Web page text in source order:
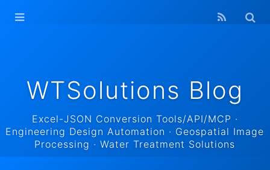
WTSolutions Blog
Excel-JSON Conversion Tools/API/MCP ·
Engineering Design Automation · Geospatial Image
Processing · Water Treatment Solutions
WTSolutions